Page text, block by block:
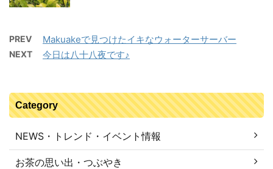
PREV Makuakeで見つけたイキなウォーターサーバー
NEXT 今日は八十八夜です♪
Category
NEWS・トレンド・イベント情報
お茶の思い出・つぶやき